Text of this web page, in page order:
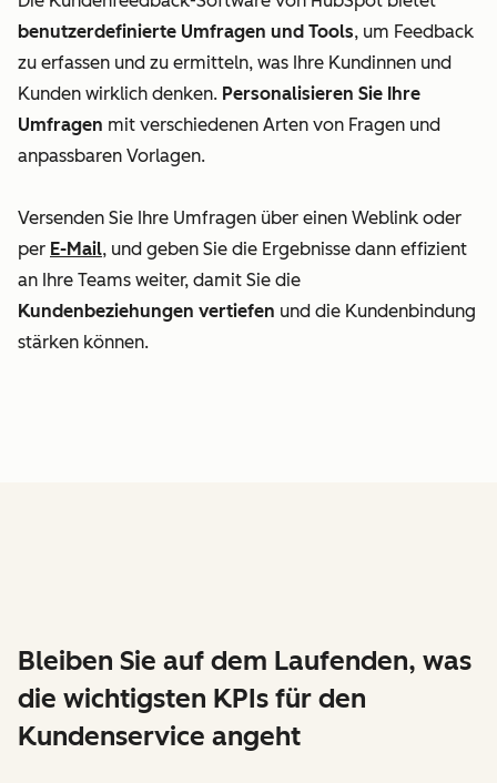
benutzerdefinierte Umfragen und Tools, um Feedback
zu erfassen und zu ermitteln, was Ihre Kundinnen und
Kunden wirklich denken. Personalisieren Sie Ihre
Umfragen mit verschiedenen Arten von Fragen und
anpassbaren Vorlagen.
Versenden Sie Ihre Umfragen über einen Weblink oder
per E-Mail, und geben Sie die Ergebnisse dann effizient
an Ihre Teams weiter, damit Sie die
Kundenbeziehungen vertiefen und die Kundenbindung
stärken können.
Bleiben Sie auf dem Laufenden, was
die wichtigsten KPIs für den
Kundenservice angeht